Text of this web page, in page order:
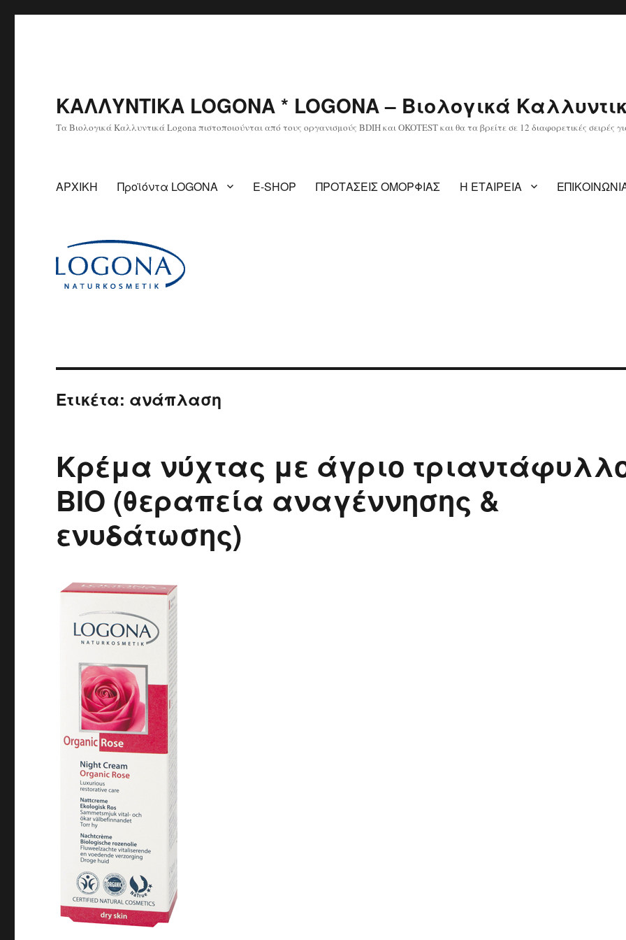
ΚΑΛΛΥΝΤΙΚΑ LOGONA * LOGONA – Βιολογικά
Τα Βιολογικά Καλλυντικά Logona πιστοποιούνται από τους οργανισμούς BDIH και OKOTEST και θα τα βρείτε σε 12 διαφορετικές σειρές
ΑΡΧΙΚΗ Προϊόντα LOGONA E-SHOP ΠΡΟΤΑΣΕΙΣ ΟΜΟΡΦΙΑΣ Η ΕΤΑΙΡΕΙΑ
Ετικέτα: ανάπλαση
Κρέμα νύχτας με άγριο
BIO (θεραπεία αναγέννησης &
ενυδάτωσης)